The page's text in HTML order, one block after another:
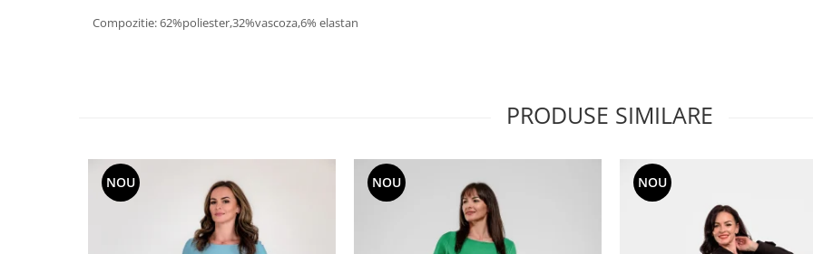
Compozitie: 62%poliester,32%vascoza,6% elastan
PRODUSE SIMILARE
NOU NOU NOU